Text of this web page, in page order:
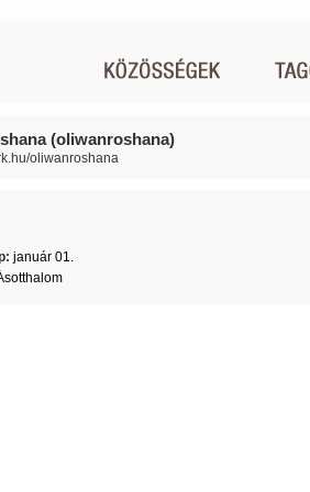
(oliwanroshana)
oliwanroshana
január 01.